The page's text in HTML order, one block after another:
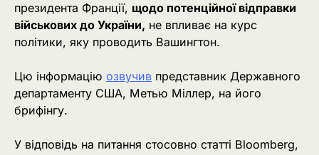
президента Франції, щодо потенційної відправки
військових до України, не впливає на курс
політики, яку проводить Вашингтон.
Цю інформацію озвучив представник Державного
департаменту США, Метью Міллер, на його
брифінгу.
У відповідь на питання стосовно статті Bloomberg,